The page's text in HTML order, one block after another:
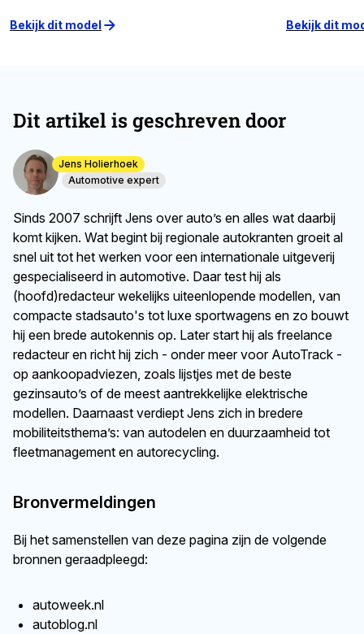
Bekijk dit model Bekijk dit
Dit artikel is geschreven door
Jens Holierhoek
Automotive expert
Sinds 2007 schrijft Jens over auto’s en alles wat daarbij
komt kijken. Wat begint bij regionale autokranten groeit al
snel uit tot het werken voor een internationale uitgeverij
gespecialiseerd in automotive. Daar test hij als
(hoofd)redacteur wekelijks uiteenlopende modellen, van
compacte stadsauto's tot luxe sportwagens en zo bouwt
hij een brede autokennis op. Later start hij als freelance
redacteur en richt hij zich - onder meer voor AutoTrack -
op aankoopadviezen, zoals lijstjes met de beste
gezinsauto’s of de meest aantrekkelijke elektrische
modellen. Daarnaast verdiept Jens zich in bredere
mobiliteitsthema’s: van autodelen en duurzaamheid tot
fleetmanagement en autorecycling.
Bronvermeldingen
Bij het samenstellen van deze pagina zijn de volgende
bronnen geraadpleegd:
autoweek.nl
autoblog.nl